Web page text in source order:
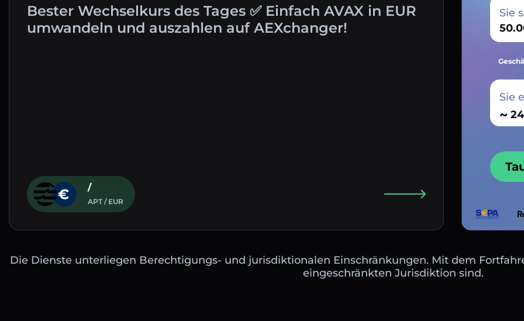
Bester Wechselkurs des Tages ✅ Einfach AVAX in EUR
umwandeln und auszahlen auf AEXchanger!
/
APT / EUR
Sie
Sie
~
Die Dienste unterliegen Berechtigungs- und jurisdiktionalen Einschränkungen. Mit dem
eingeschränkten Jurisdiktion sind.